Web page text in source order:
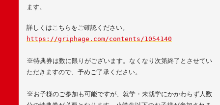
ます。
詳しくはこちらをご確認ください。
https://griphage.com/contents/1054140
※特典券は数に限りがございます。なくなり次第終了とさせてい
ただきますので、予めご了承ください。
※ お子様のご参加も可能ですが、就学・未就学にかかわらず人数